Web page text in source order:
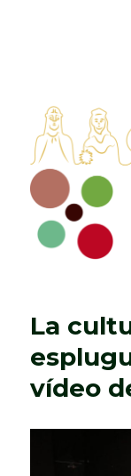
La
vídeo